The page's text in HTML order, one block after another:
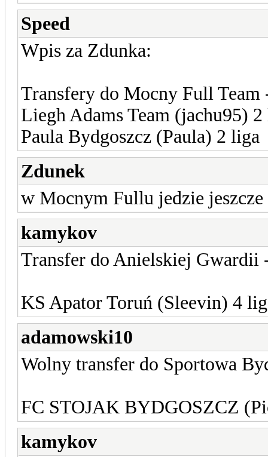
Speed
Wpis za Zdunka:
Transfery do Mocny Full Team
Liegh Adams Team (jachu95)
Paula Bydgoszcz (Paula) 2 liga
Zdunek
w Mocnym Fullu jedzie
kamykov
Transfer do Anielskiej Gwardii
KS Apator Toruń (Sleevin) 4
adamowski10
Wolny transfer do Sportowa
FC STOJAK BYDGOSZCZ
kamykov